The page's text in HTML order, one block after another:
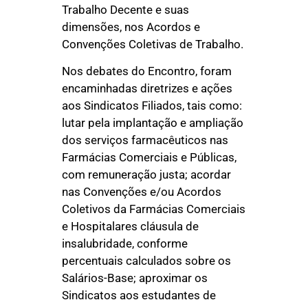
Trabalho Decente e suas
dimensões, nos Acordos e
Convenções Coletivas de Trabalho.
Nos debates do Encontro, foram
encaminhadas diretrizes e ações
aos Sindicatos Filiados, tais como:
lutar pela implantação e ampliação
dos serviços farmacêuticos nas
Farmácias Comerciais e Públicas,
com remuneração justa; acordar
nas Convenções e/ou Acordos
Coletivos da Farmácias Comerciais
e Hospitalares cláusula de
insalubridade, conforme
percentuais calculados sobre os
Salários-Base; aproximar os
Sindicatos aos estudantes de